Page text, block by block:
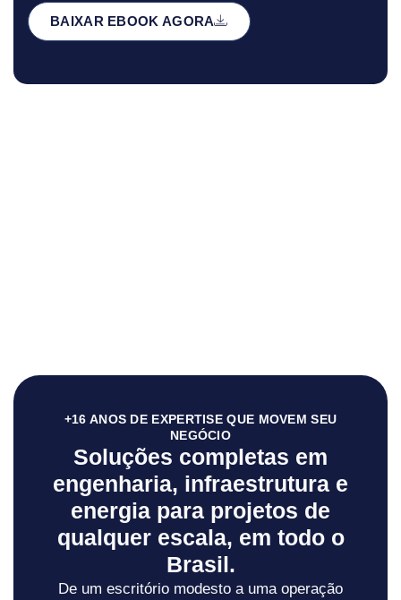
BAIXAR EBOOK AGORA
+16 ANOS DE EXPERTISE QUE MOVEM SEU
NEGÓCIO
Soluções completas em
engenharia, infraestrutura e
energia para projetos de
qualquer escala, em todo o
Brasil.
De um escritório modesto a uma operação